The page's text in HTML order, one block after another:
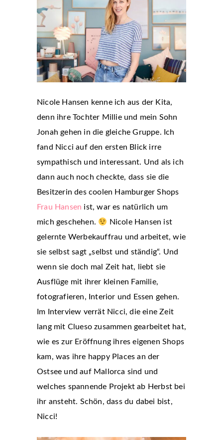
Nicole Hansen kenne ich aus der Kita,
denn ihre Tochter Millie und mein Sohn
Jonah gehen in die gleiche Gruppe. Ich
fand Nicci auf den ersten Blick irre
sympathisch und interessant. Und als ich
dann auch noch checkte, dass sie die
Besitzerin des coolen Hamburger Shops
Frau Hansen ist, war es natürlich um
mich geschehen.
Nicole Hansen ist
gelernte Werbekauffrau und arbeitet, wie
sie selbst sagt „selbst und ständig“. Und
wenn sie doch mal Zeit hat, liebt sie
Ausflüge mit ihrer kleinen Familie,
fotografieren, Interior und Essen gehen.
Im Interview verrät Nicci, die eine Zeit
lang mit Clueso zusammen gearbeitet hat,
wie es zur Eröffnung ihres eigenen Shops
kam, was ihre happy Places an der
Ostsee und auf Mallorca sind und
welches spannende Projekt ab Herbst bei
ihr ansteht. Schön, dass du dabei bist,
Nicci!